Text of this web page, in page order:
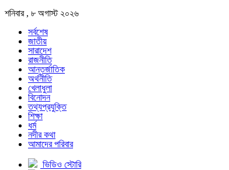
শনিবার , ৮ অগাস্ট ২০২৬
সর্বশেষ
জাতীয়
সারাদেশ
রাজনীতি
আন্তর্জাতিক
অর্থনীতি
খেলাধুলা
বিনোদন
তথ্যপ্রযুক্তি
শিক্ষা
ধর্ম
নদীর কথা
আমাদের পরিবার
ভিডিও স্টোরি